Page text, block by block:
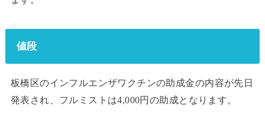
値段
板橋区のインフルエンザワクチンの助成金の内容が先日
発表され、フルミストは4,000円の助成となります。